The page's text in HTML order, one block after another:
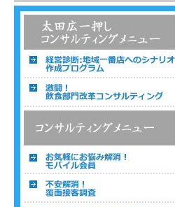
温浴・温泉・スーパー銭湯コンサルティン
グメニュー一覧